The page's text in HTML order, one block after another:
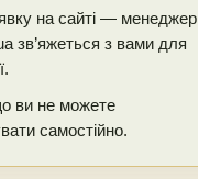
на сайті — менеджер
зв’яжеться з вами для
ви не можете
самостійно.